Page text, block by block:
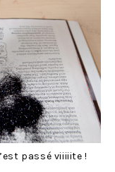
passé viiiiite !